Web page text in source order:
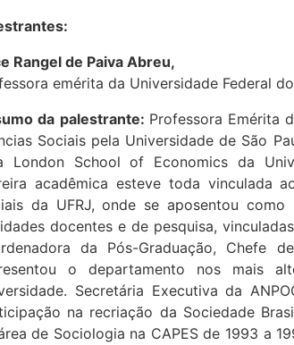
Rangel de Paiva Abreu,
emérita da Universidade Federal
da palestrante: Professora Emérita
Sociais pela Universidade de São
London School of Economics da
acadêmica esteve toda vinculada
da UFRJ, onde se aposentou
docentes e de pesquisa,
da Pós-Graduação, Chefe
o departamento nos mais
Secretária Executiva da
na recriação da Sociedade
de Sociologia na CAPES de 1993 a